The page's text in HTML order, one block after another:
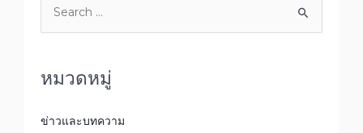
หมวดหมู่
ข่าวและบทความ